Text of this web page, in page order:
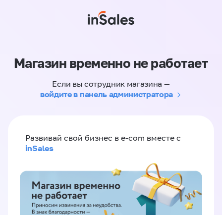
Магазин временно не работает
Если вы сотрудник магазина —
войдите в панель администратора
Развивай свой бизнес в e-com вместе с
inSales